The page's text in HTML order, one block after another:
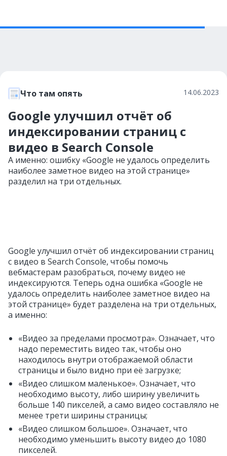
Что там опять 14.06.2023
Google улучшил отчёт об
индексировании страниц с
видео в Search Console
А именно: ошибку «Google не удалось определить
наиболее заметное видео на этой странице»
разделил на три отдельных.
Google улучшил отчёт об индексировании страниц
с видео в Search Console, чтобы помочь
вебмастерам разобраться, почему видео не
индексируются. Теперь одна ошибка «Google не
удалось определить наиболее заметное видео на
этой странице» будет разделена на три отдельных,
а именно:
«Видео за пределами просмотра». Означает, что
надо переместить видео так, чтобы оно
находилось внутри отображаемой области
страницы и было видно при её загрузке;
«Видео слишком маленькое». Означает, что
необходимо высоту, либо ширину увеличить
больше 140 пикселей, а само видео составляло не
менее трети ширины страницы;
«Видео слишком большое». Означает, что
необходимо уменьшить высоту видео до 1080
пикселей.